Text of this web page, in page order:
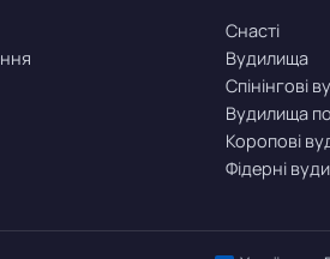
Снасті
Вудилища
Спінінгові
Вудилища
Коропові
Фідерні